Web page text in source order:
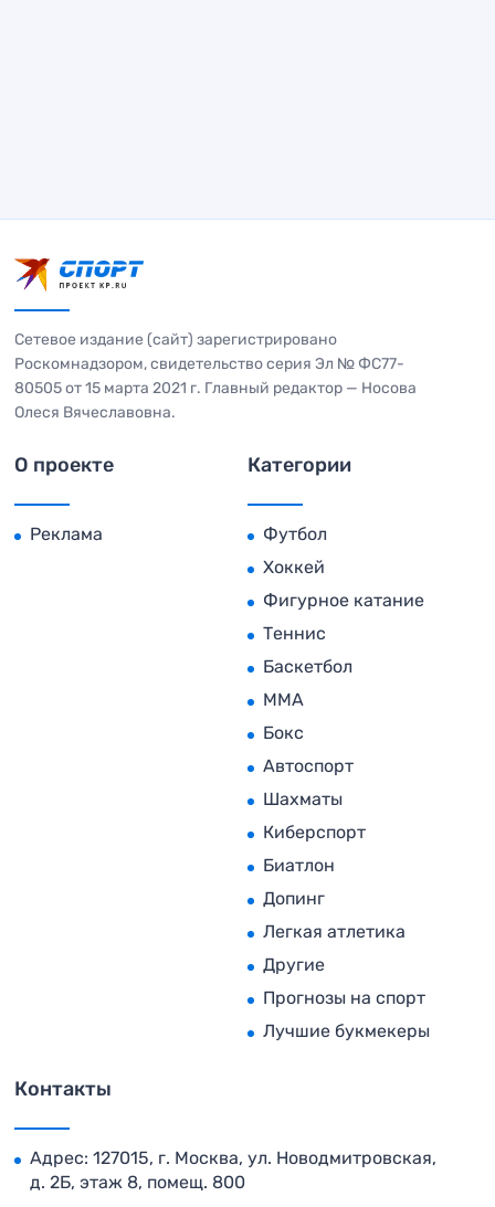
Сетевое издание (сайт) зарегистрировано
Роскомнадзором, свидетельство серия Эл № ФС77-
80505 от 15 марта 2021 г. Главный редактор — Носова
Олеся Вячеславовна.
О проекте
Реклама
Категории
Футбол
Хоккей
Фигурное катание
Теннис
Баскетбол
MMA
Бокс
Автоспорт
Шахматы
Киберспорт
Биатлон
Допинг
Легкая атлетика
Другие
Прогнозы на спорт
Лучшие букмекеры
Контакты
Адрес: 127015, г. Москва, ул. Новодмитровская,
д. 2Б, этаж 8, помещ. 800